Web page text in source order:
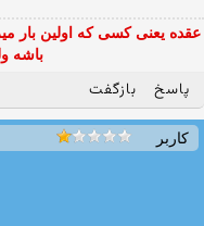
عقده یعنی کسی که اولین بار
باشه
پاسخ بازگفت
کاربر